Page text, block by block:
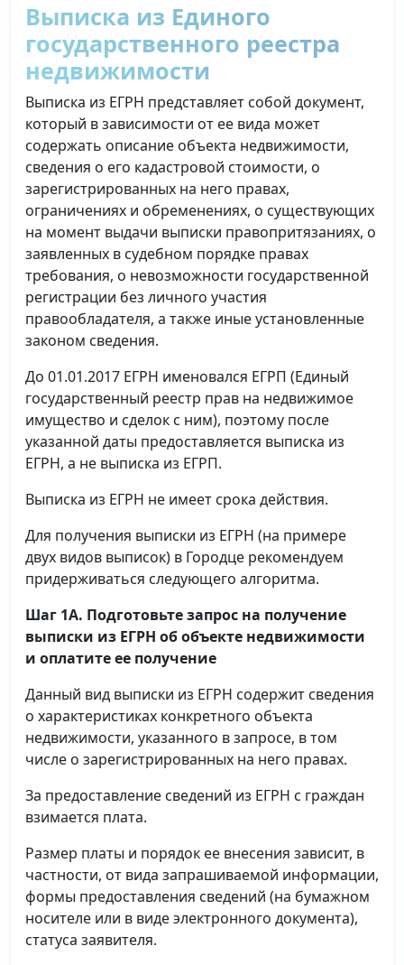
Выписка из Единого
государственного реестра
недвижимости
Выписка из ЕГРН представляет собой документ,
который в зависимости от ее вида может
содержать описание объекта недвижимости,
сведения о его кадастровой стоимости, о
зарегистрированных на него правах,
ограничениях и обременениях, о существующих
на момент выдачи выписки правопритязаниях, о
заявленных в судебном порядке правах
требования, о невозможности государственной
регистрации без личного участия
правообладателя, а также иные установленные
законом сведения.
До 01.01.2017 ЕГРН именовался ЕГРП (Единый
государственный реестр прав на недвижимое
имущество и сделок с ним), поэтому после
указанной даты предоставляется выписка из
ЕГРН, а не выписка из ЕГРП.
Выписка из ЕГРН не имеет срока действия.
Для получения выписки из ЕГРН (на примере
двух видов выписок) в Городце рекомендуем
придерживаться следующего алгоритма.
Шаг 1А. Подготовьте запрос на получение
выписки из ЕГРН об объекте недвижимости
и оплатите ее получение
Данный вид выписки из ЕГРН содержит сведения
о характеристиках конкретного объекта
недвижимости, указанного в запросе, в том
числе о зарегистрированных на него правах.
За предоставление сведений из ЕГРН с граждан
взимается плата.
Размер платы и порядок ее внесения зависит, в
частности, от вида запрашиваемой информации,
формы предоставления сведений (на бумажном
носителе или в виде электронного документа),
статуса заявителя.